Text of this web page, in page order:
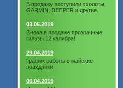
В продажу поступили эхолоты
GARMIN, DEEPER и другие.
03.06.2019
Снова в продаже прозрачные
гильзы 12 калибра!
29.04.2019
График работы в майские
прахдники
06.04.2019